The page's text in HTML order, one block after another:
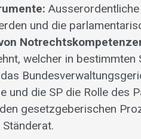
und die
welcher in bestimmten
und die SP die Rolle des
gesetzgeberischen